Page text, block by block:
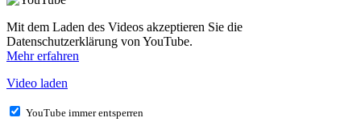
Mit dem Laden des Videos akzeptieren Sie die
Datenschutzerklärung von YouTube.
Mehr erfahren
Video laden
YouTube immer entsperren